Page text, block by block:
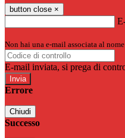
button close ×
Non hai una e-mail associata al
E-mail inviata, si prega di
Errore
Chiudi
Successo